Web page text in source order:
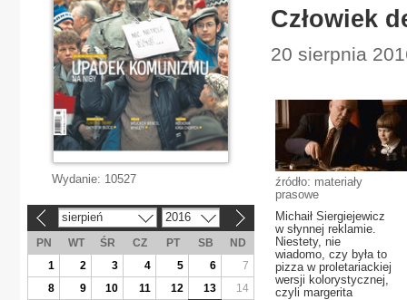
Człowiek
20 sierpnia
źródło: materiały
prasowe
Michaił Siergiejewicz
w słynnej reklamie.
Niestety, nie
wiadomo, czy była to
pizza w proletariackiej
wersji kolorystycznej,
czyli margerita
Wydanie: 10527
sierpień 2016
PN WT ŚR CZ PT SB
ND
1
2 3 4 5 6
7
8
9 10 11 12 13
14